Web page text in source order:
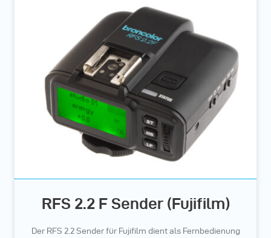
RFS 2.2 F Sender (Fujifilm)
Der RFS 2.2 Sender für Fujifilm dient als Fernbedienung